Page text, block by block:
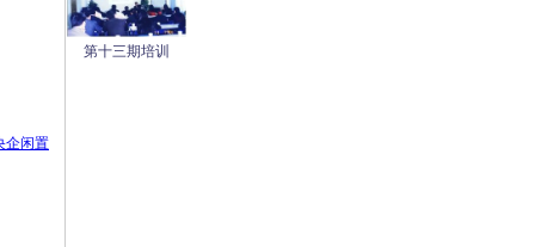
企闲置
第十三期培训